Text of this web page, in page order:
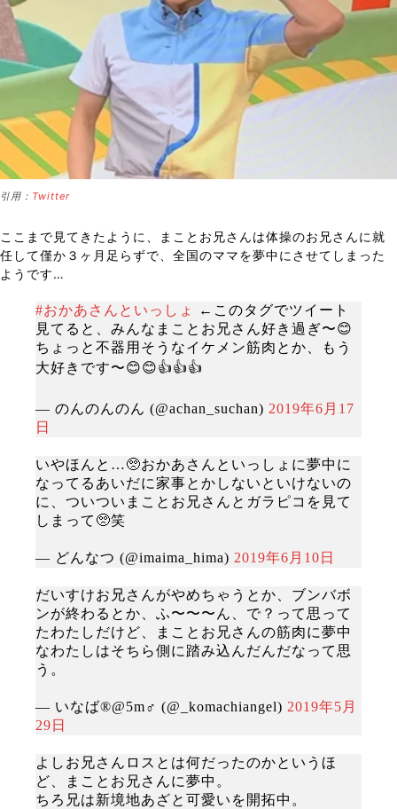
引用： Twitter
ここまで見てきたように、まことお兄さんは体操のお兄さんに就
任して僅か３ヶ月足らずで、全国のママを夢中にさせてしまった
ようです…
#おかあさんといっしょ
←このタグでツイート
見てると、みんなまことお兄さん好き過ぎ〜😊
ちょっと不器用そうなイケメン筋肉とか、もう
大好きです〜😊😊👍👍👍
— のんのんのん (@achan_suchan) 2019年6月17
日
いやほんと…🥺おかあさんといっしょに夢中に
なってるあいだに家事とかしないといけないの
に、ついついまことお兄さんとガラピコを見て
しまって🥺笑
— どんなつ (@imaima_hima) 2019年6月10日
だいすけお兄さんがやめちゃうとか、ブンバボ
ンが終わるとか、ふ〜〜〜ん、で？って思って
たわたしだけど、まことお兄さんの筋肉に夢中
なわたしはそちら側に踏み込んだんだなって思
う。
— いなば®︎@5m♂ (@_komachiangel) 2019年5月
29日
よしお兄さんロスとは何だったのかというほ
ど、まことお兄さんに夢中。
ちろ兄は新境地あざと可愛いを開拓中。